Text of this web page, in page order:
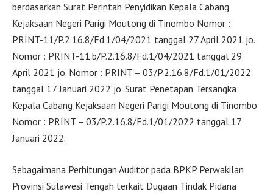
berdasarkan Surat Perintah Penyidikan Kepala Cabang
Kejaksaan Negeri Parigi Moutong di Tinombo Nomor :
PRINT-11/P.2.16.8/Fd.1/04/2021 tanggal 27 April 2021 jo.
Nomor : PRINT-11.b/P.2.16.8/Fd.1/04/2021 tanggal 29
April 2021 jo. Nomor : PRINT – 03/P.2.16.8/Fd.1/01/2022
tanggal 17 Januari 2022 jo. Surat Penetapan Tersangka
Kepala Cabang Kejaksaan Negeri Parigi Moutong di Tinombo
Nomor : PRINT – 03/P.2.16.8/Fd.1/01/2022 tanggal 17
Januari 2022.
Sebagaimana Perhitungan Auditor pada BPKP Perwakilan
Provinsi Sulawesi Tengah terkait Dugaan Tindak Pidana